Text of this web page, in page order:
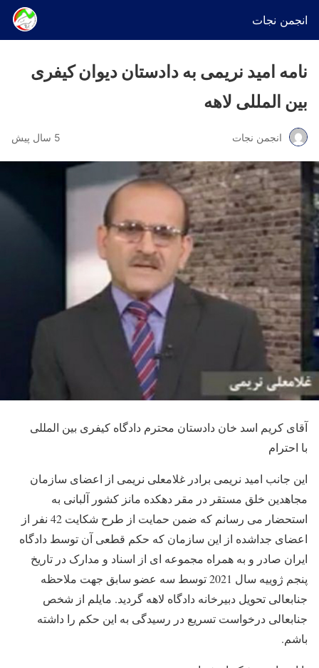
انجمن نجات
نامه امید نریمی به دادستان دیوان کیفری
بین المللی لاهه
انجمن نجات 5 سال پیش
آقای کریم اسد خان دادستان محترم دادگاه کیفری بین المللی
با احترام
این جانب امید نریمی برادر غلامعلی نریمی از اعضای سازمان
مجاهدین خلق مستقر در مقر دهکده مانز کشور آلبانی به
استحضار می رسانم که ضمن حمایت از طرح شکایت 42 نفر از
اعضای جداشده از این سازمان که حکم قطعی آن توسط دادگاه
ایران صادر و به همراه مجموعه ای از اسناد و مدارک در تاریخ
پنجم ژوییه سال 2021 توسط سه عضو سابق جهت ملاحظه
جنابعالی تحویل دبیرخانه دادگاه لاهه گردید. مایلم از شخص
جنابعالی درخواست تسریع در رسیدگی به این حکم را داشته
باشم.